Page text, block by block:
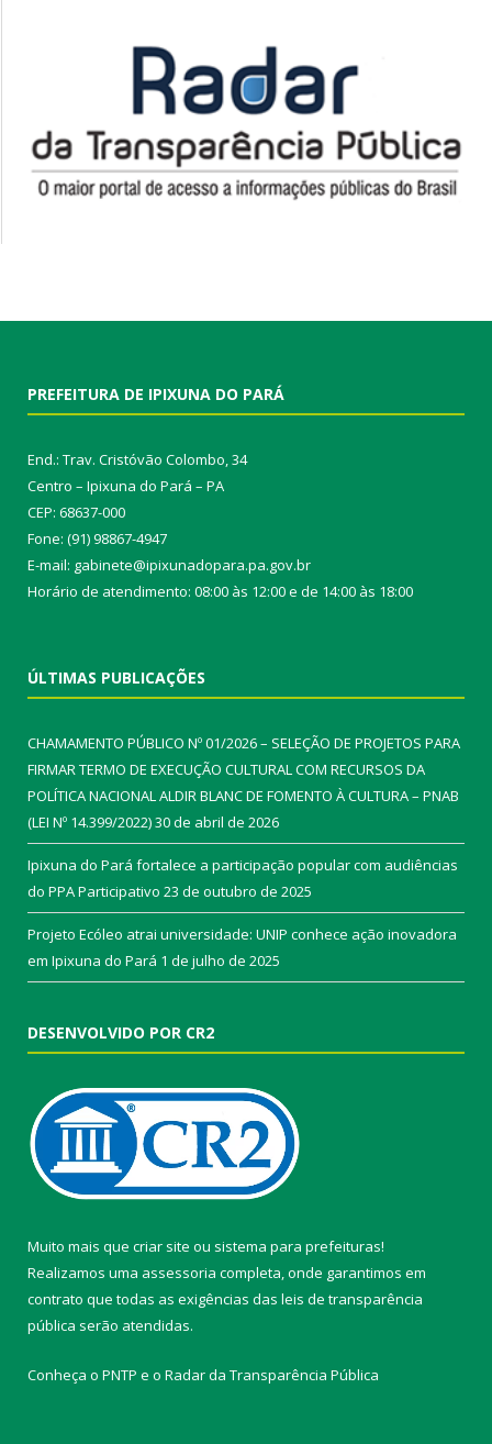
PREFEITURA DE IPIXUNA DO PARÁ
End.: Trav. Cristóvão Colombo, 34
Centro – Ipixuna do Pará – PA
CEP: 68637-000
Fone: (91) 98867-4947
E-mail: gabinete@ipixunadopara.pa.gov.br
Horário de atendimento: 08:00 às 12:00 e de 14:00 às 18:00
ÚLTIMAS PUBLICAÇÕES
CHAMAMENTO PÚBLICO Nº 01/2026 – SELEÇÃO DE PROJETOS PARA
FIRMAR TERMO DE EXECUÇÃO CULTURAL COM RECURSOS DA
POLÍTICA NACIONAL ALDIR BLANC DE FOMENTO À CULTURA – PNAB
(LEI Nº 14.399/2022)30 de abril de 2026
Ipixuna do Pará fortalece a participação popular com audiências
do PPA Participativo 23 de outubro de 2025
Projeto Ecóleo atrai universidade: UNIP conhece ação inovadora
em Ipixuna do Pará 1 de julho de 2025
DESENVOLVIDO POR CR2
Muito mais que criar site ou sistema para prefeituras!
Realizamos uma assessoria completa, onde garantimos em
contrato que todas as exigências das leis de transparência
pública serão atendidas.
Conheça o PNTP e o Radar da Transparência Pública